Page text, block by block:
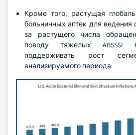
Кроме того, растущая
больничных аптек для
за растущего числа
поводу тяжелых ABSSSI
поддерживать рост
анализируемого периода.